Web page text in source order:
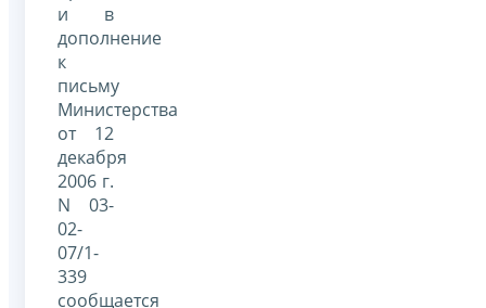
и в
дополнение
к
письму
Министерства
от 12
декабря
2006 г.
N 03-
02-
07/1-
339
сообщается